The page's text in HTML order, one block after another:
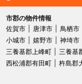
市郡の物件情報
佐賀市
唐津市 鳥栖市
小城市
嬉野市 神埼市
三養基郡上峰町
三養基
西松浦郡有田町
杵島郡